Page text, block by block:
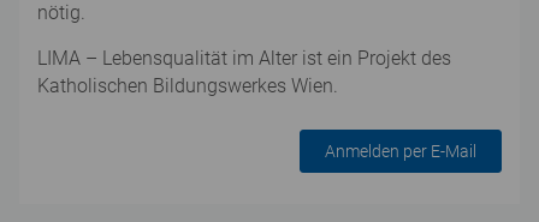
nötig.
LIMA – Lebensqualität im Alter ist ein Projekt des
Katholischen Bildungswerkes Wien.
Anmelden per E-Mail